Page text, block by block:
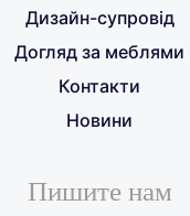
Дизайн-супровід
Догляд за меблями
Контакти
Новини
Пишите нам